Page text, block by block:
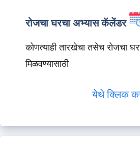
रोजचा घरचा अभ्यास कॅलेंडर
कोणत्याही तारखेचा तसेच रोजचा
मिळवण्यासाठी
येथे क्लिक